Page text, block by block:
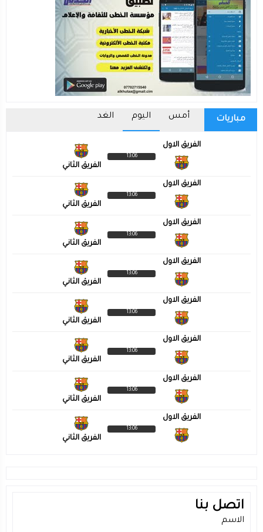
مباريات أمس اليوم الغد
الفريق الاول
13:06
الفريق الثاني
الفريق الاول
13:06
الفريق الثاني
الفريق الاول
13:06
الفريق الثاني
الفريق الاول
13:06
الفريق الثاني
الفريق الاول
13:06
الفريق الثاني
الفريق الاول
13:06
الفريق الثاني
الفريق الاول
13:06
الفريق الثاني
الفريق الاول
13:06
الفريق الثاني
اتصل بنا
الاسم